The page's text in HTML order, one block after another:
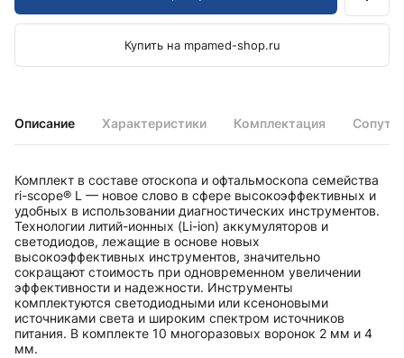
Описание Характеристики Комплектация
Комплект в составе отоскопа и офтальмоскопа семейства
ri-scope® L — новое слово в сфере высокоэффективных и
удобных в использовании диагностических инструментов.
Технологии литий-ионных (Li-ion) аккумуляторов и
светодиодов, лежащие в основе новых
высокоэффективных инструментов, значительно
сокращают стоимость при одновременном увеличении
эффективности и надежности. Инструменты
комплектуются светодиодными или ксеноновыми
источниками света и широким спектром источников
питания. В комплекте 10 многоразовых воронок 2 мм и 4
мм.
Купить на mpamed-shop.ru